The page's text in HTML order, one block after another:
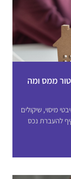
ממס ומה
מיסוי, שיקולים
להעברת נכס